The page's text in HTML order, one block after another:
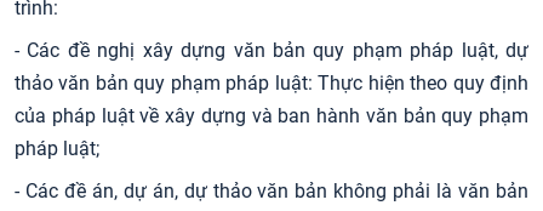
trình:
- Các đề nghị xây dựng văn bản quy phạm pháp luật, dự
thảo văn bản quy phạm pháp luật: Thực hiện theo quy định
của pháp luật về xây dựng và ban hành văn bản quy phạm
pháp luật;
- Các đề án, dự án, dự thảo văn bản không phải là văn bản